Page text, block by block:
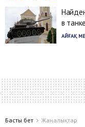
в
АЙҒАҚ
Басты бет Жаңалықтар